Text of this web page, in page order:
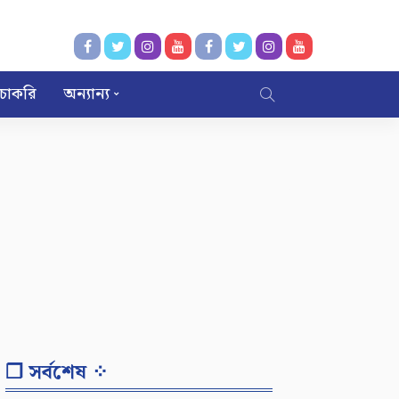
চাকরি অন্যান্য
❐ সর্বশেষ ⁘